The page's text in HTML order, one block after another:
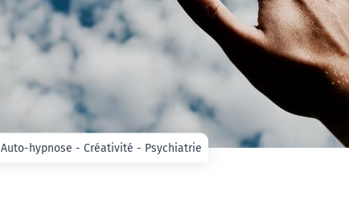
Auto-hypnose - Créativité - Psychiatrie